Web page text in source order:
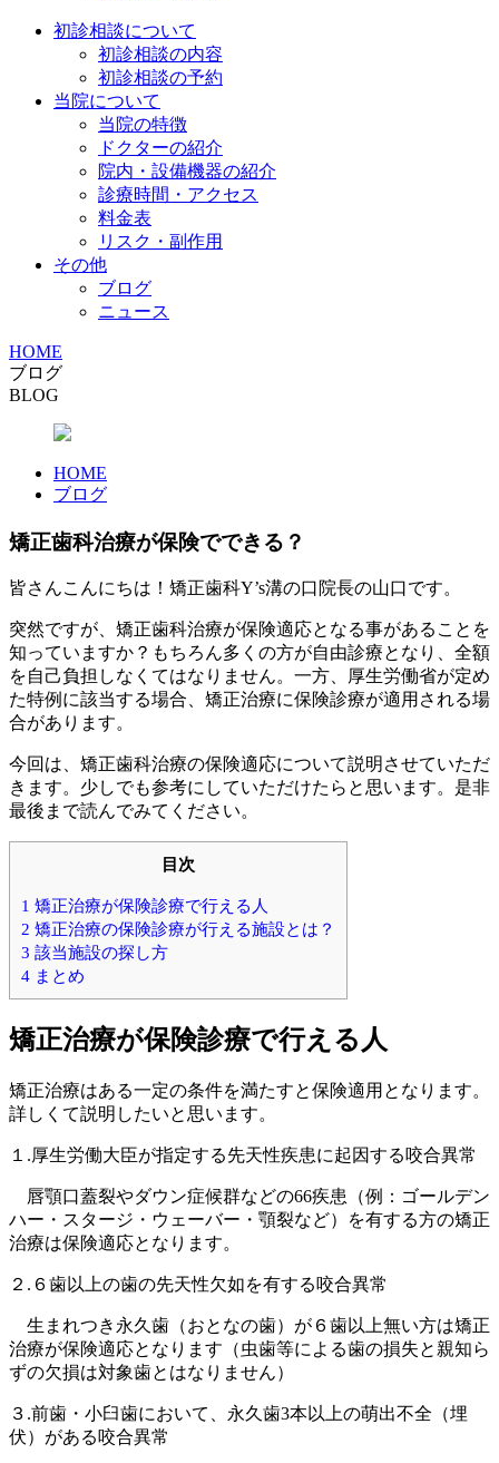
初診相談について
初診相談の内容
初診相談の予約
当院について
当院の特徴
ドクターの紹介
院内・設備機器の紹介
診療時間・アクセス
料金表
リスク・副作用
その他
ブログ
ニュース
HOME
ブログ
BLOG
HOME
ブログ
矯正歯科治療が保険でできる？
皆さんこんにちは！矯正歯科Y’s溝の口院長の山口です。
突然ですが、矯正歯科治療が保険適応となる事があることを
知っていますか？もちろん多くの方が自由診療となり、全額
を自己負担しなくてはなりません。一方、厚生労働省が定め
た特例に該当する場合、矯正治療に保険診療が適用される場
合があります。
今回は、矯正歯科治療の保険適応について説明させていただ
きます。少しでも参考にしていただけたらと思います。是非
最後まで読んでみてください。
目次
1 矯正治療が保険診療で行える人
2 矯正治療の保険診療が行える施設とは？
3 該当施設の探し方
4 まとめ
矯正治療が保険診療で行える人
矯正治療はある一定の条件を満たすと保険適用となります。
詳しくて説明したいと思います。
１.厚生労働大臣が指定する先天性疾患に起因する咬合異常
唇顎口蓋裂やダウン症候群などの66疾患（例：ゴールデン
ハー・スタージ・ウェーバー・顎裂など）を有する方の矯正
治療は保険適応となります。
２.６歯以上の歯の先天性欠如を有する咬合異常
生まれつき永久歯（おとなの歯）が６歯以上無い方は矯正
治療が保険適応となります（虫歯等による歯の損失と親知ら
ずの欠損は対象歯とはなりません）
３.前歯・小臼歯において、永久歯3本以上の萌出不全（埋
伏）がある咬合異常